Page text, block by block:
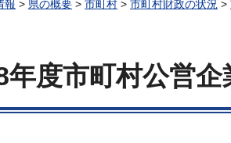
報 > 県の概要 > 市町村 > 市町村財政の状況 >
年度市町村公営企